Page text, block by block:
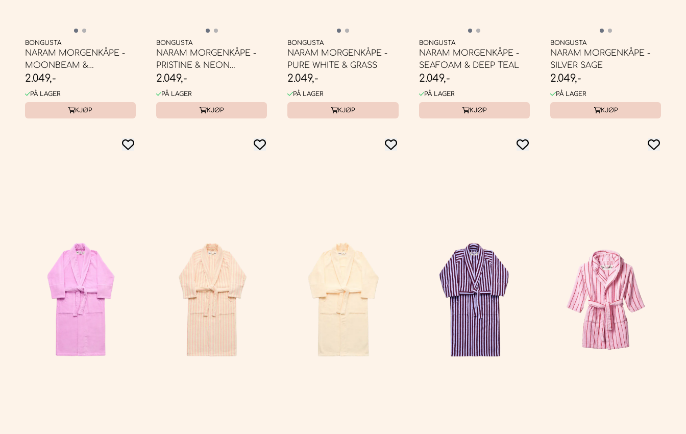
BONGUSTA
NARAM MORGENKÅPE -
MOONBEAM &
ULTRAMARINE
2.049,-
PÅ LAGER
KJØP
BONGUSTA
NARAM MORGENKÅPE -
PRISTINE & NEON
YELLOW
2.049,-
PÅ LAGER
KJØP
BONGUSTA
NARAM MORGENKÅPE -
PURE WHITE & GRASS
2.049,-
PÅ LAGER
KJØP
BONGUSTA
NARAM MORGENKÅPE -
SEAFOAM & DEEP TEAL
2.049,-
PÅ LAGER
KJØP
BONGUSTA
NARAM MORGENKÅPE -
SILVER SAGE
2.049,-
PÅ LAGER
KJØP